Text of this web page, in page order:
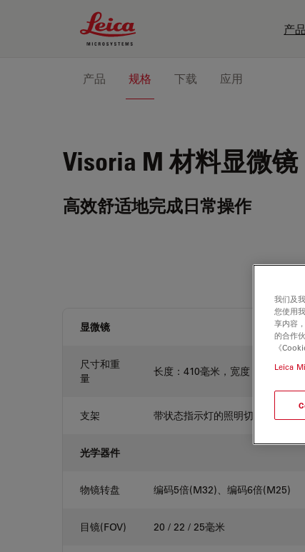
Leica Microsystems Logo
产品
产品 规格 下载 应用
Visoria M 材料显微镜
高效舒适地完成日常操作
显微镜
尺寸和重
量
长度：410毫米，宽度：331毫米
支架 带状态指示灯的照明切换按钮、
光学器件
物镜转盘 编码5倍(M32)、编码6倍(M25)
目镜(FOV) 20 / 22 / 25毫米
我们及
您使用
享内容
的合作
《
Leica